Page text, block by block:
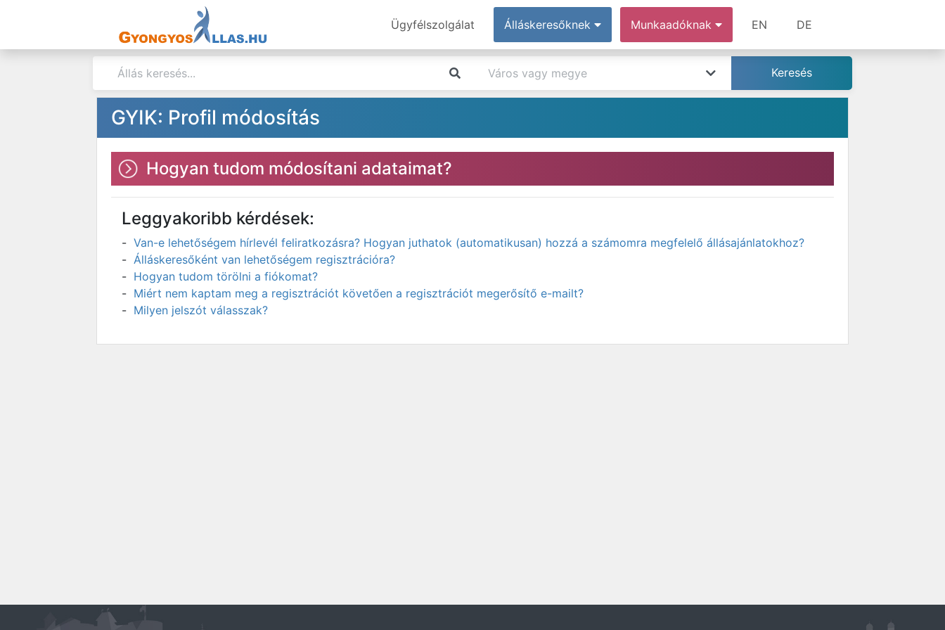
Ügyfélszolgálat Álláskeresőknek Munkaadóknak EN DE
GYIK: Profil módosítás
Hogyan tudom módosítani adataimat?
Leggyakoribb kérdések:
Van-e lehetőségem hírlevél feliratkozásra? Hogyan juthatok (automatikusan) hozzá a számomra megfelelő állásajánlatokhoz?
Álláskeresőként van lehetőségem regisztrációra?
Hogyan tudom törölni a fiókomat?
Miért nem kaptam meg a regisztrációt követően a regisztrációt megerősítő e-mailt?
Milyen jelszót válasszak?